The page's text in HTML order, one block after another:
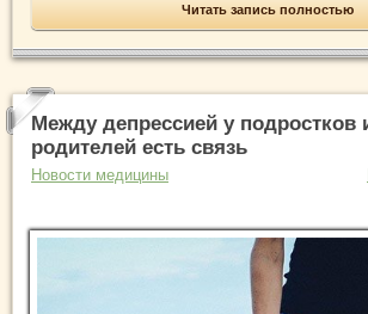
Читать запись полностью
Между депрессией у подростков
родителей есть связь
Новости медицины